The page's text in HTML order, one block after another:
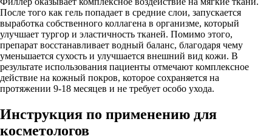
После того как гель попадает в средние слои, запускается
выработка собственного коллагена в организме, который
улучшает тургор и эластичность тканей. Помимо этого,
препарат восстанавливает водный баланс, благодаря чему
уменьшается сухость и улучшается внешний вид кожи. В
результате использования пациенты отмечают комплексное
действие на кожный покров, которое сохраняется на
протяжении 9-18 месяцев и не требует особо ухода.
Инструкция по применению для
косметологов